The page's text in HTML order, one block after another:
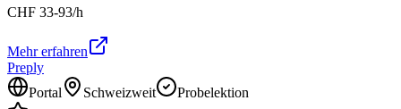
CHF 33-93/h
Mehr erfahren
Preply
Portal
Schweizweit
Probelektion